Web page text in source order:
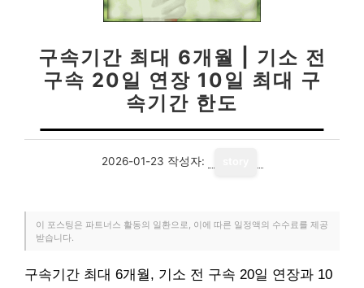
구속기간 최대 6개월 | 기소 전
구속 20일 연장 10일 최대 구
속기간 한도
2026-01-23 작성자:
이 포스팅은 파트너스 활동의 일환으로, 이에 따른 일정액의 수수료를 제공
받습니다.
구속기간 최대 6개월, 기소 전 구속 20일 연장과 10